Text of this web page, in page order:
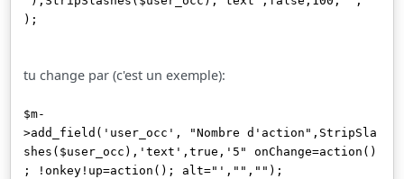
);
tu change par (c'est un exemple):
$m-
>add_field('user_occ', "Nombre d'action",StripSla
shes($user_occ),'text',true,'5" onChange=action()
; !onkey!up=action(); alt="',"","");